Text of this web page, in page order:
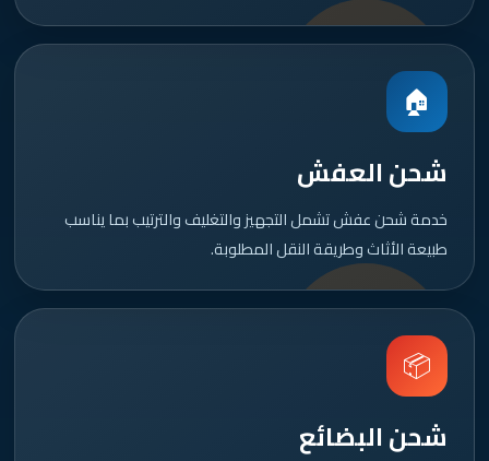
🏠
شحن العفش
خدمة شحن عفش تشمل التجهيز والتغليف والترتيب بما يناسب
طبيعة الأثاث وطريقة النقل المطلوبة.
📦
شحن البضائع